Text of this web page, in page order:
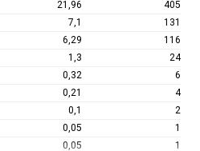
21,96 405
7,1 131
6,29 116
1,3 24
0,32 6
0,21 4
0,1 2
0,05 1
0,05 1